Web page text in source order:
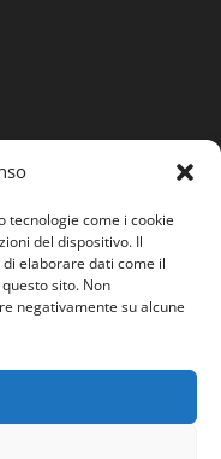
tecnologie come i cookie
del dispositivo. Il
elaborare dati come il
sito. Non
negativamente su alcune
E
ANEIS 24
della Strada